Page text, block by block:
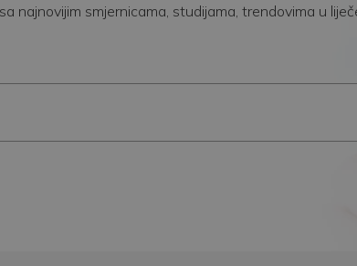
najnovijim smjernicama, studijama, trendovima u